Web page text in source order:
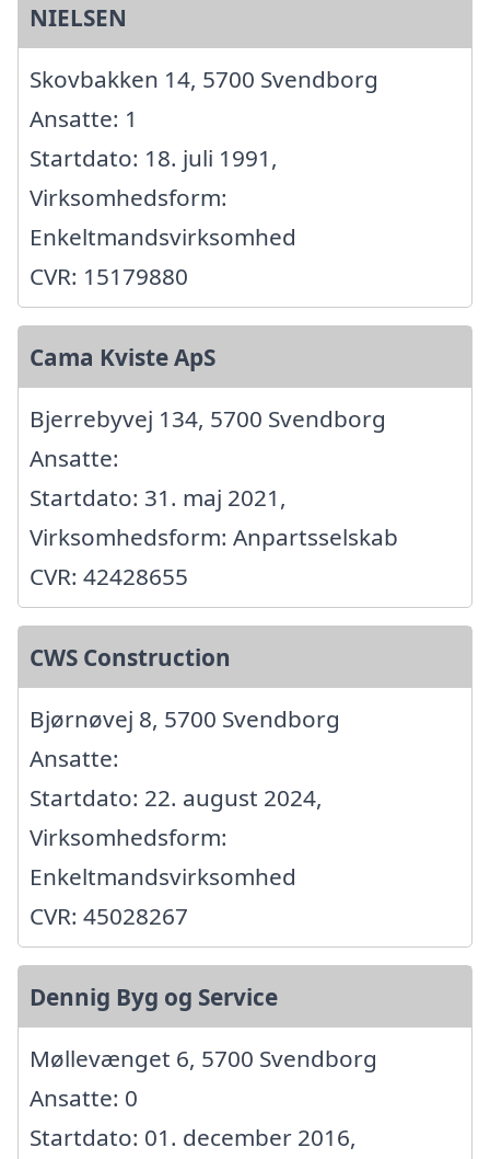
NIELSEN
Skovbakken 14, 5700 Svendborg
Ansatte: 1
Startdato: 18. juli 1991,
Virksomhedsform:
Enkeltmandsvirksomhed
CVR: 15179880
Cama Kviste ApS
Bjerrebyvej 134, 5700 Svendborg
Ansatte:
Startdato: 31. maj 2021,
Virksomhedsform: Anpartsselskab
CVR: 42428655
CWS Construction
Bjørnøvej 8, 5700 Svendborg
Ansatte:
Startdato: 22. august 2024,
Virksomhedsform:
Enkeltmandsvirksomhed
CVR: 45028267
Dennig Byg og Service
Møllevænget 6, 5700 Svendborg
Ansatte: 0
Startdato: 01. december 2016,